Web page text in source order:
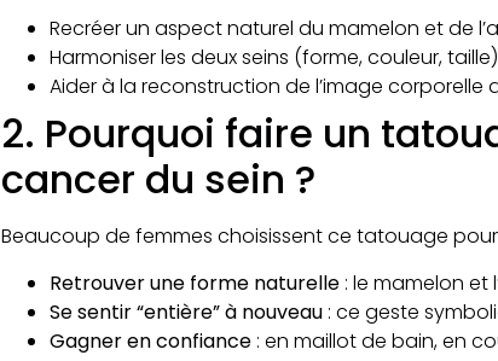
Recréer un aspect naturel du mamelon et de
Harmoniser les deux seins (forme, couleur,
Aider à la reconstruction de l’image corporelle
2. Pourquoi faire un
cancer du sein ?
Beaucoup de femmes choisissent ce tatouage
Retrouver une forme naturelle : le mamelon et
Se sentir “entière” à nouveau : ce geste
Gagner en confiance : en maillot de bain, en